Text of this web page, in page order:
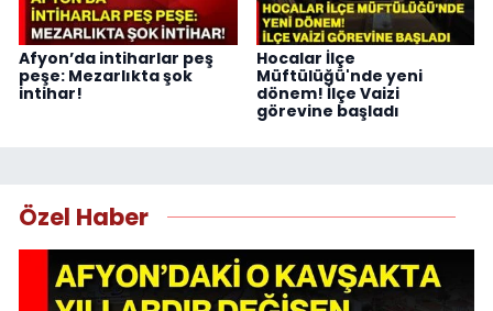
Afyon’da intiharlar peş
peşe: Mezarlıkta şok
intihar!
Hocalar İlçe
Müftülüğü'nde yeni
dönem! İlçe Vaizi
görevine başladı
Özel Haber